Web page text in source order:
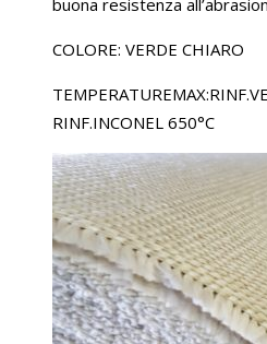
buona resistenza
COLORE: VERDE CHIARO
RINF.INCONEL 650°C